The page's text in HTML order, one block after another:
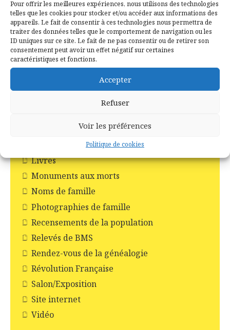
Pour offrir les meilleures expériences, nous utilisons des technologies
telles que les cookies pour stocker et/ou accéder aux informations des
appareils. Le fait de consentir à ces technologies nous permettra de
traiter des données telles que le comportement de navigation ou les
ID uniques sur ce site. Le fait de ne pas consentir ou de retirer son
consentement peut avoir un effet négatif sur certaines
caractéristiques et fonctions.
Accepter
Refuser
Voir les préférences
Politique de cookies
Tréhorenteuc
Histoire et Patrimoines de Campénéac
Incendie en forêt de Brocéliande
Les Chapelles
Les Châteaux
Livres
Monuments aux morts
Noms de famille
Photographies de famille
Recensements de la population
Relevés de BMS
Rendez-vous de la généalogie
Révolution Française
Salon/Exposition
Site internet
Vidéo